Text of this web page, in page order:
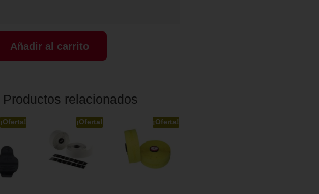
Añadir al carrito
Productos relacionados
¡Oferta! ¡Oferta! ¡Oferta!